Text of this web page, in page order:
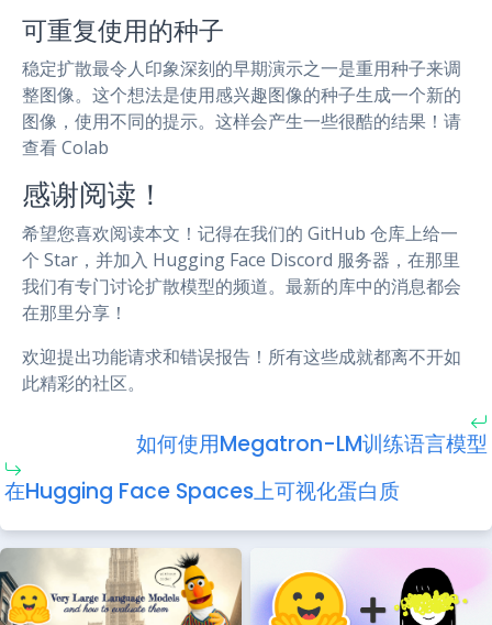
可重复使用的种子
稳定扩散最令人印象深刻的早期演示之一是重用种子来调
整图像。这个想法是使用感兴趣图像的种子生成一个新的
图像，使用不同的提示。这样会产生一些很酷的结果！请
查看 Colab
感谢阅读！
希望您喜欢阅读本文！记得在我们的 GitHub 仓库上给一
个 Star，并加入 Hugging Face Discord 服务器，在那里
我们有专门讨论扩散模型的频道。最新的库中的消息都会
在那里分享！
欢迎提出功能请求和错误报告！所有这些成就都离不开如
此精彩的社区。
如何使用Megatron-LM训练语言模型
在Hugging Face Spaces上可视化蛋白质